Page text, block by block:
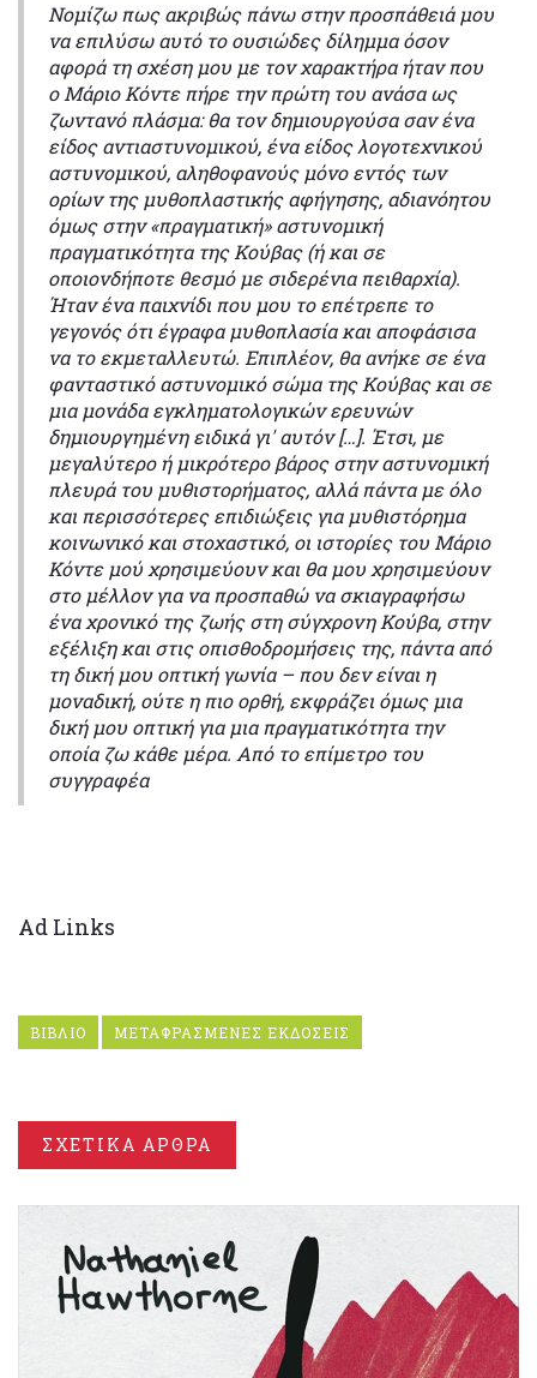
Νομίζω πως ακριβώς πάνω στην προσπάθειά μου
να επιλύσω αυτό το ουσιώδες δίλημμα όσον
αφορά τη σχέση μου με τον χαρακτήρα ήταν που
ο Μάριο Κόντε πήρε την πρώτη του ανάσα ως
ζωντανό πλάσμα: θα τον δημιουργούσα σαν ένα
είδος αντιαστυνομικού, ένα είδος λογοτεχνικού
αστυνομικού, αληθοφανούς μόνο εντός των
ορίων της μυθοπλαστικής αφήγησης, αδιανόητου
όμως στην «πραγματική» αστυνομική
πραγματικότητα της Κούβας (ή και σε
οποιονδήποτε θεσμό με σιδερένια πειθαρχία).
Ήταν ένα παιχνίδι που μου το επέτρεπε το
γεγονός ότι έγραφα μυθοπλασία και αποφάσισα
να το εκμεταλλευτώ. Επιπλέον, θα ανήκε σε ένα
φανταστικό αστυνομικό σώμα της Κούβας και σε
μια μονάδα εγκληματολογικών ερευνών
δημιουργημένη ειδικά γι' αυτόν […]. Έτσι, με
μεγαλύτερο ή μικρότερο βάρος στην αστυνομική
πλευρά του μυθιστορήματος, αλλά πάντα με όλο
και περισσότερες επιδιώξεις για μυθιστόρημα
κοινωνικό και στοχαστικό, οι ιστορίες του Μάριο
Κόντε μού χρησιμεύουν και θα μου χρησιμεύουν
στο μέλλον για να προσπαθώ να σκιαγραφήσω
ένα χρονικό της ζωής στη σύγχρονη Κούβα, στην
εξέλιξη και στις οπισθοδρομήσεις της, πάντα από
τη δική μου οπτική γωνία – που δεν είναι η
μοναδική, ούτε η πιο ορθή, εκφράζει όμως μια
δική μου οπτική για μια πραγματικότητα την
οποία ζω κάθε μέρα. Από το επίμετρο του
συγγραφέα
Ad Links
ΒΙΒΛΙΟ ΜΕΤΑΦΡΑΣΜΕΝΕΣ ΕΚΔΟΣΕΙΣ
ΣΧΕΤΙΚΑ ΑΡΘΡΑ